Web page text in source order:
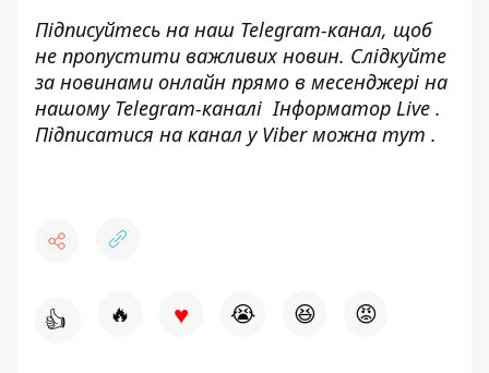
Підписуйтесь на наш Telegram-канал, щоб
не пропустити важливих новин. Слідкуйте
за новинами онлайн прямо в месенджері на
нашому Telegram-каналіІнформатор Live .
Підписатися на канал у Viber можна тут .
👍 🔥 ♥ 😭 😆 😡